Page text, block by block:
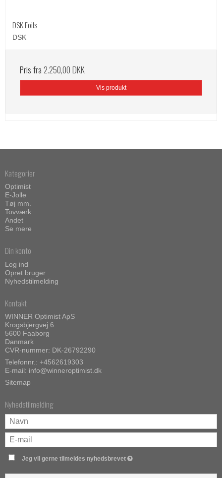
DSK Foils
DSK
Pris fra2.250,00 DKK
Vis produkt
Kategorier
Optimist
E-Jolle
Tøj mm.
Tovværk
Andet
Se mere
Din konto
Log ind
Opret bruger
Nyhedstilmelding
Kontakt
WINNER Optimist ApS
Krogsbjergvej 6
5600 Faaborg
Danmark
CVR-nummer: DK-26792290
Telefonnr.: +4562619303
E-mail: info@winneroptimist.dk
Sitemap
Nyhedstilmelding
Jeg vil gerne tilmeldes nyhedsbrevet